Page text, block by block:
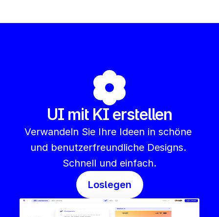
UI mit KI erstellen
Verwandeln Sie Ihre Ideen in schöne
und benutzerfreundliche Designs.
Schnell und einfach.
Loslegen